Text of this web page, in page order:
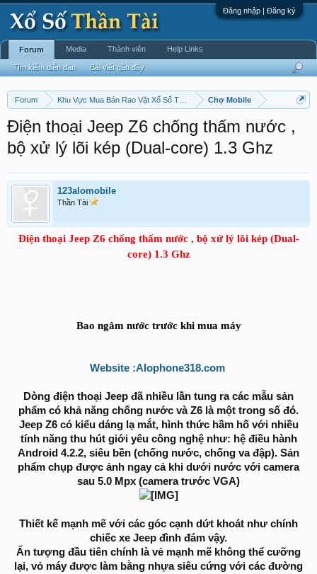
Đăng nhập | Đăng ký
Forum Khu Vực Mua Bán Rao Vặt Xổ Số Thần Tài Chấm Cơm !
Chợ Mobile
Điện thoại Jeep Z6 chống thấm nước ,
bộ xử lý lõi kép (Dual-core) 1.3 Ghz
123alomobile
Thần Tài
Điện thoại Jeep Z6 chống thấm nước , bộ xử lý lõi kép (Dual-
core) 1.3 Ghz
Bao ngâm nước trước khi mua máy
Website :Alophone318.com
Dòng điện thoại Jeep đã nhiều lần tung ra các mẫu sản
phẩm có khả năng chống nước và Z6 là một trong số đó.
Jeep Z6 có kiểu dáng lạ mắt, hình thức hầm hố với nhiều
tính năng thu hút giới yêu công nghệ như: hệ điều hành
Android 4.2.2, siêu bền (chống nước, chống va đập). Sản
phẩm chụp được ảnh ngay cả khi dưới nước với camera
sau 5.0 Mpx (camera trước VGA)
Thiết kế mạnh mẽ với các góc cạnh dứt khoát như chính
chiếc xe Jeep đình đám vậy.
Ấn tượng đầu tiên chính là vẻ mạnh mẽ không thể cưỡng
lại, vỏ máy được làm bằng nhựa siêu cứng với các đường
Forum
Tìm kiếm diễn đàn Bài viết gần đây
Media Thành viên Help Links